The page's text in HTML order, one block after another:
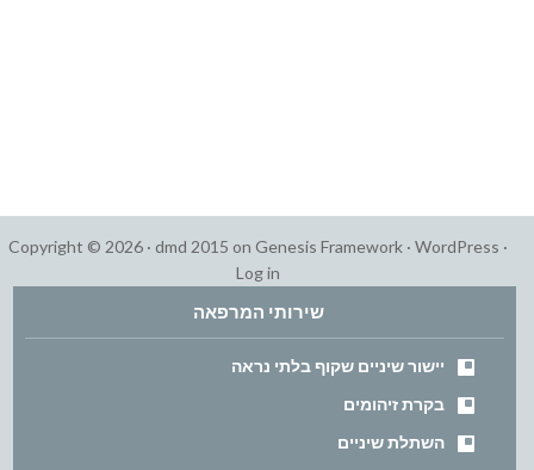
Copyright © 2026 · dmd 2015 on Genesis Framework · WordPress ·
Log in
שירותי המרפאה
יישור שיניים שקוף בלתי נראה
בקרת זיהומים
השתלת שיניים